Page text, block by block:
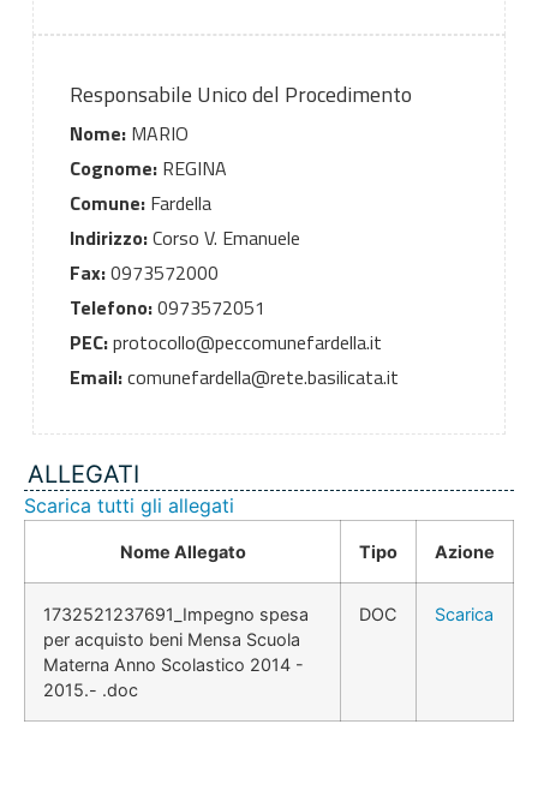
Responsabile Unico del Procedimento
Nome:MARIO
Cognome:REGINA
Comune:Fardella
Indirizzo:Corso V. Emanuele
Fax:0973572000
Telefono:0973572051
PEC:protocollo@peccomunefardella.it
Email:comunefardella@rete.basilicata.it
ALLEGATI
Scarica tutti gli allegati
Nome Allegato Tipo Azione
1732521237691_Impegno spesa
per acquisto beni Mensa Scuola
Materna Anno Scolastico 2014 -
2015.- .doc
DOC Scarica